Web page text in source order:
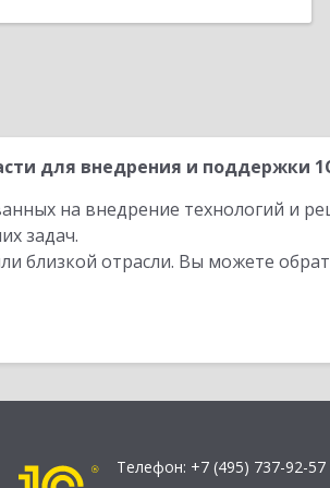
для внедрения и поддержки
на внедрение технологий и
задач.
близкой отрасли. Вы можете
Телефон: +7 (495) 737-92-57